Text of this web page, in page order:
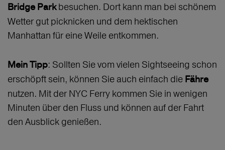
Bridge Parkbesuchen. Dort kann man bei schönem
Wetter gut picknicken und dem hektischen
Manhattan für eine Weile entkommen.
Mein Tipp: Sollten Sie vom vielen Sightseeing schon
erschöpft sein, können Sie auch einfach die Fähre
nutzen. Mit der NYC Ferry kommen Sie in wenigen
Minuten über den Fluss und können auf der Fahrt
den Ausblick genießen.